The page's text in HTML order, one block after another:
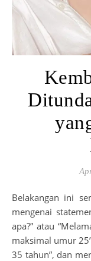
Belakangan ini sempat ramai seliweran di ranah digital
mengenai
apa?” atau
maksimal umur
35 tahun”, dan